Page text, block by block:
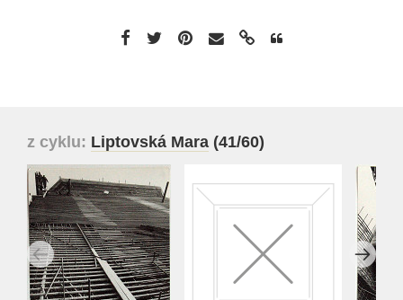
z cyklu: Liptovská Mara (41/60)